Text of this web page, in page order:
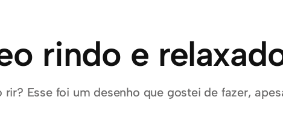
rindo e
Esse foi um desenho que gostei de fazer,